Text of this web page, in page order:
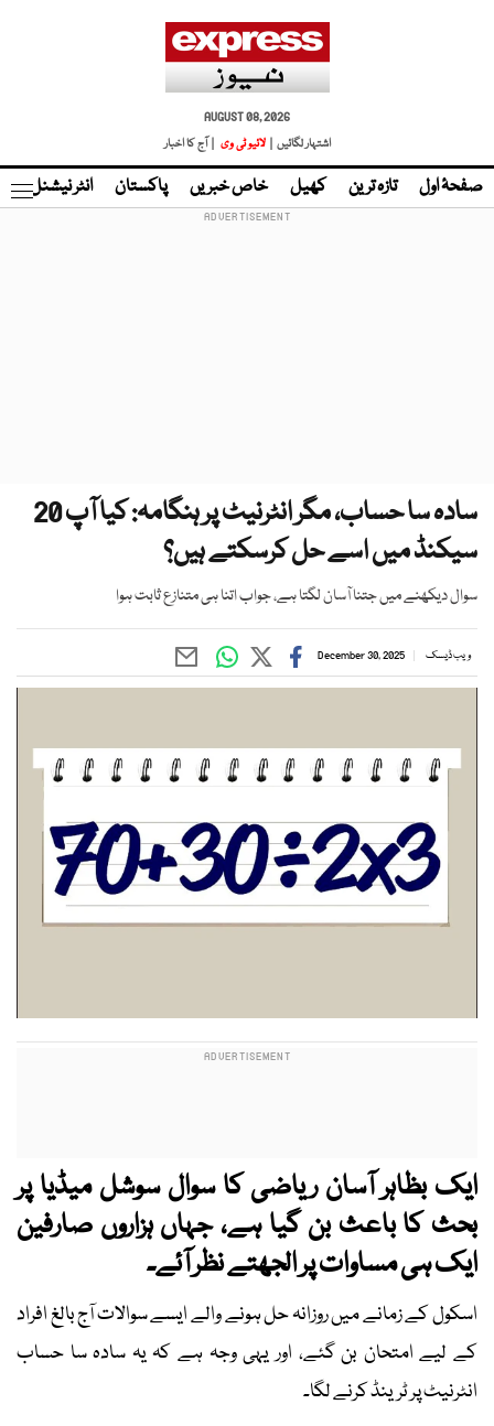
AUGUST 08, 2026
اشتہار لگائیں |
لائیو ٹی وی | آج کا اخبار
صفحۂ اول تازہ ترین کھیل خاص خبریں پاکستان انٹر نیشنل
سادہ سا حساب، مگر انٹرنیٹ پر ہنگامہ: کیا آپ 20
سیکنڈ میں اسے حل کرسکتے ہیں؟
سوال دیکھنے میں جتنا آسان لگتا ہے، جواب اتنا ہی متنازع ثابت ہوا
ویب ڈیسک December 30, 2025
ایک بظاہر آسان ریاضی کا سوال سوشل میڈیا پر
بحث کا باعث بن گیا ہے، جہاں ہزاروں صارفین
ایک ہی مساوات پر الجھتے نظر آئے۔
اسکول کے زمانے میں روزانہ حل ہونے والے ایسے سوالات آج بالغ افراد
کے لیے امتحان بن گئے، اور یہی وجہ ہے کہ یہ سادہ سا حساب
انٹرنیٹ پر ٹرینڈ کرنے لگا۔